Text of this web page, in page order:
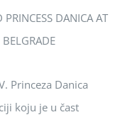
Princeza Danica
koju je u čast